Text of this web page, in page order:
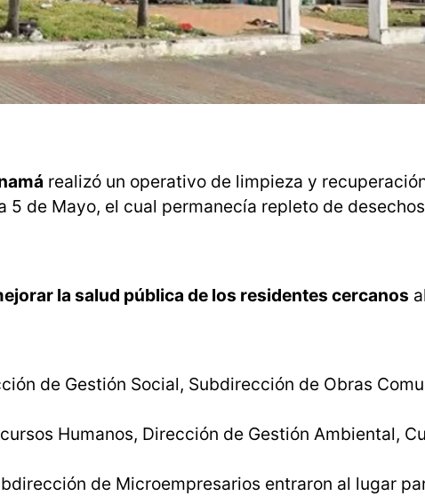
realizó un operativo de limpieza y
5 de Mayo, el cual permanecía repleto de
la salud pública de los residentes cercanos
de Gestión Social, Subdirección de Obras
Humanos, Dirección de Gestión Ambiental,
de Microempresarios entraron al lugar